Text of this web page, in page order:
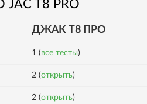
JAC T8 PRO
ДЖАК Т8 ПРО
1 (все тесты)
2 (открыть)
2 (открыть)